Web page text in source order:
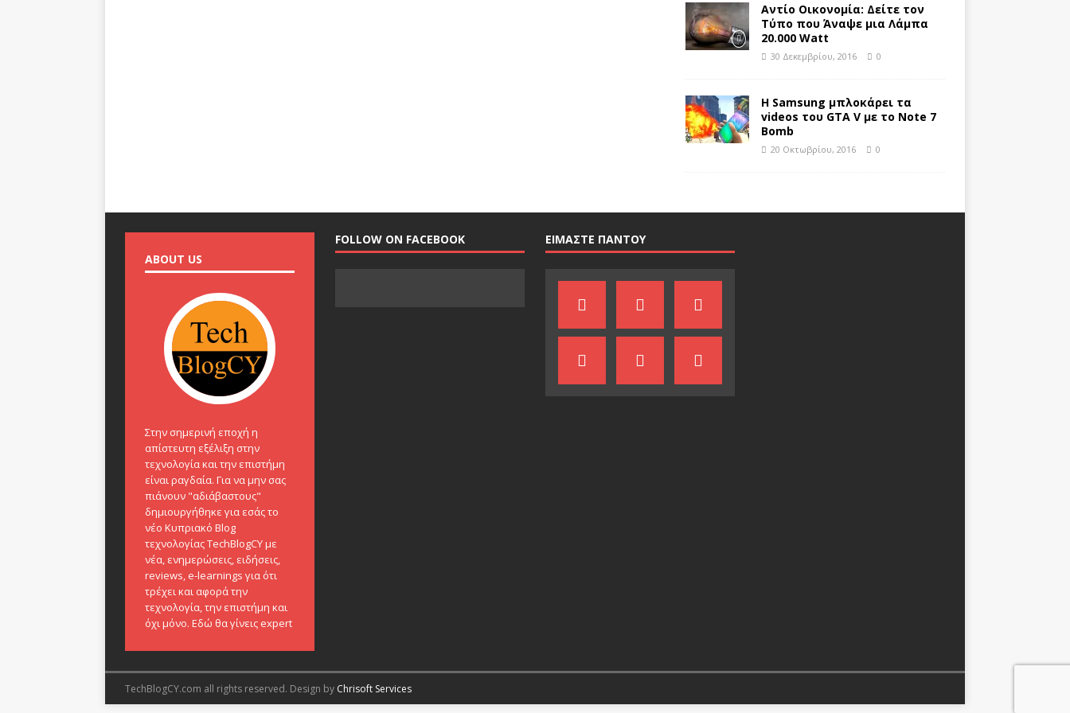
Αντίο Οικονομία: Δείτε τον
Τύπο που Άναψε μια Λάμπα
20.000 Watt
30 Δεκεμβρίου, 2016 0
H Samsung μπλοκάρει τα
videos του GTA V με το Note 7
Bomb
20 Οκτωβρίου, 2016 0
ABOUT US
Στην σημερινή εποχή η
απίστευτη εξέλιξη στην
τεχνολογία και την επιστήμη
είναι ραγδαία. Για να μην σας
πιάνουν "αδιάβαστους"
δημιουργήθηκε για εσάς το
νέο Κυπριακό Blog
τεχνολογίας TechBlogCY με
νέα, ενημερώσεις, ειδήσεις,
reviews, e-learnings για ότι
τρέχει και αφορά την
τεχνολογία, την επιστήμη και
όχι μόνο. Εδώ θα γίνεις expert
FOLLOW ON FACEBOOK ΕΙΜΑΣΤΕ ΠΑΝΤΟΥ
TechBlogCY.com all rights reserved. Design by Chrisoft Services